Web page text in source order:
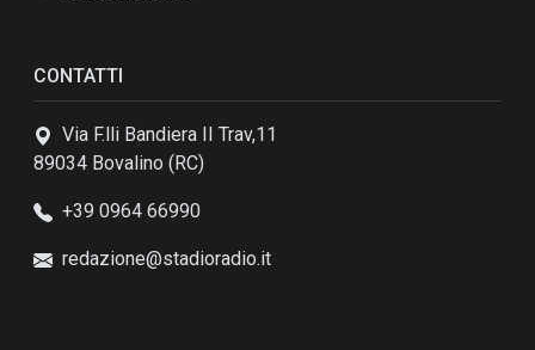
CONTATTI
Via F.lli Bandiera II Trav,11
89034 Bovalino (RC)
+39 0964 66990
redazione@stadioradio.it